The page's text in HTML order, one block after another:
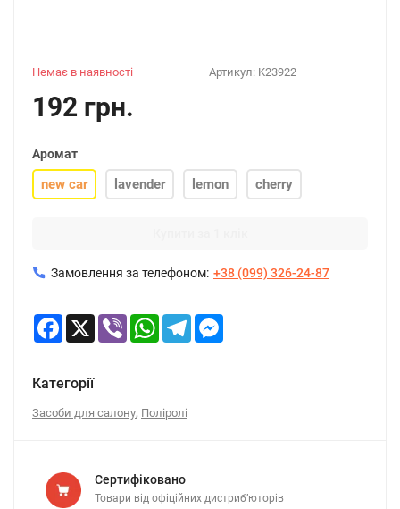
Артикул: K23922
Немає в наявності
192 грн.
Аромат
new car lavender lemon cherry
Замовлення за телефоном: +38 (099) 326-24-87
Facebook
X Viber WhatsApp
Telegram
Категорії
Засоби для салону, Поліролі
Сертифіковано
Товари від офіційних дистриб’юторів